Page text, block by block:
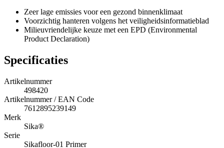
Zeer lage emissies voor een gezond binnenklimaat
Voorzichtig hanteren volgens het veiligheidsinformatieblad
Milieuvriendelijke keuze met een EPD (Environmental
Product Declaration)
Specificaties
Artikelnummer
498420
Artikelnummer / EAN Code
7612895239149
Merk
Sika®
Serie
Sikafloor-01 Primer